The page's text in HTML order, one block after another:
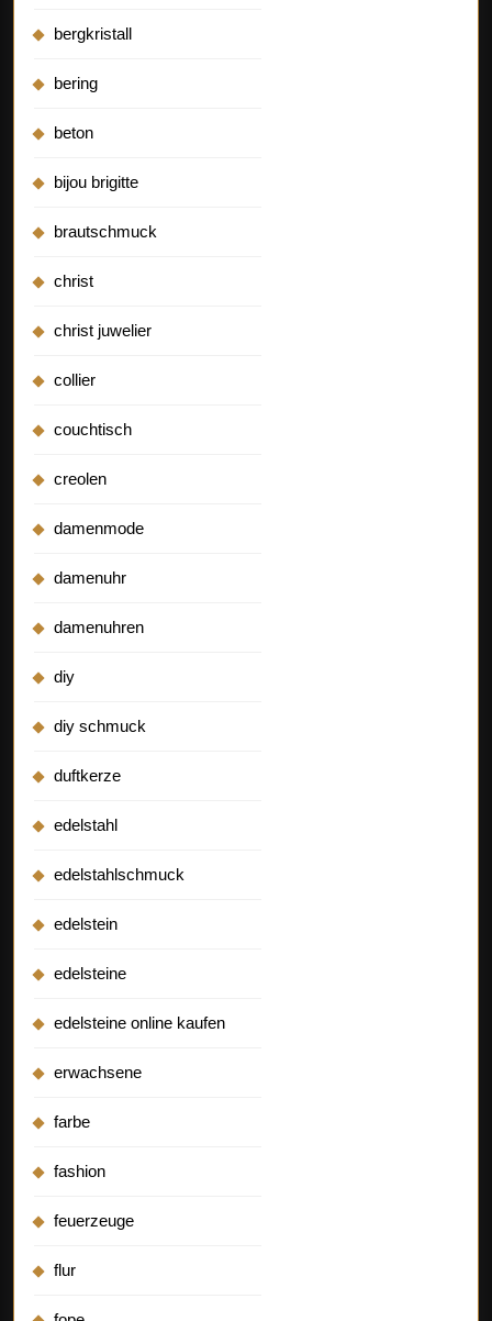
bergkristall
bering
beton
bijou brigitte
brautschmuck
christ
christ juwelier
collier
couchtisch
creolen
damenmode
damenuhr
damenuhren
diy
diy schmuck
duftkerze
edelstahl
edelstahlschmuck
edelstein
edelsteine
edelsteine online kaufen
erwachsene
farbe
fashion
feuerzeuge
flur